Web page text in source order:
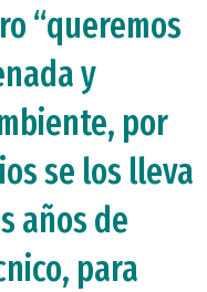
“queremos
y
por
se los lleva
años de
para